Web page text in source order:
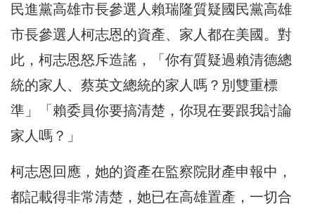
民進黨高雄市長參選人賴瑞隆質疑國民黨高雄
市長參選人柯志恩的資產、家人都在美國。對
此，柯志恩怒斥造謠，「你有質疑過賴清德總
統的家人、蔡英文總統的家人嗎？別雙重標
準」「賴委員你要搞清楚，你現在要跟我討論
家人嗎？」
柯志恩回應，她的資產在監察院財產申報中，
都記載得非常清楚，她已在高雄置產，一切合